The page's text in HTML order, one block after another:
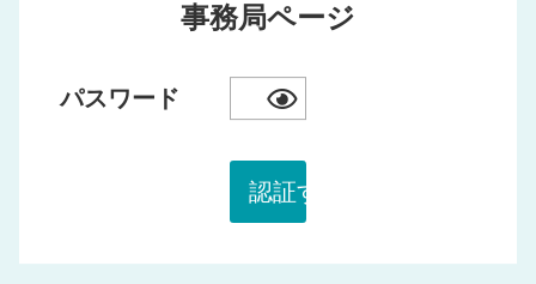
事務局ページ
パスワード
認証する